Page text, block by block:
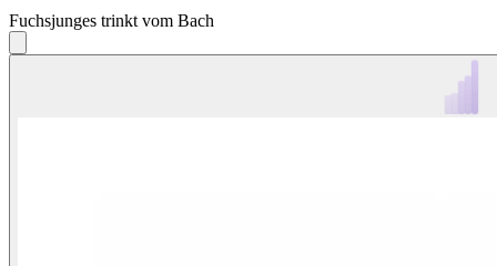
Fuchsjunges trinkt vom Bach